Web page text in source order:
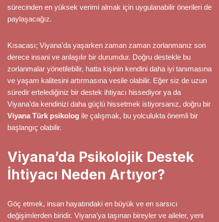
sürecinden en yüksek verimi almak için uygulanabilir önerileri de
paylaşacağız.
Kısacası; Viyana’da yaşarken zaman zaman zorlanmanız son
derece insani ve anlaşılır bir durumdur. Doğru destekle bu
zorlanmalar yönetilebilir, hatta kişinin kendini daha iyi tanımasına
ve yaşam kalitesini artırmasına vesile olabilir. Eğer siz de uzun
süredir ertelediğiniz bir destek ihtiyacı hissediyor ya da
Viyana’da kendinizi daha güçlü hissetmek istiyorsanız, doğru bir
Viyana Türk psikolog ile çalışmak, bu yolculukta önemli bir
başlangıç olabilir.
Viyana’da Psikolojik Destek
İhtiyacı Neden Artıyor?
Göç etmek, insan hayatındaki en büyük ve en sarsıcı
değişimlerden biridir. Viyana’ya taşınan bireyler ve aileler, yeni